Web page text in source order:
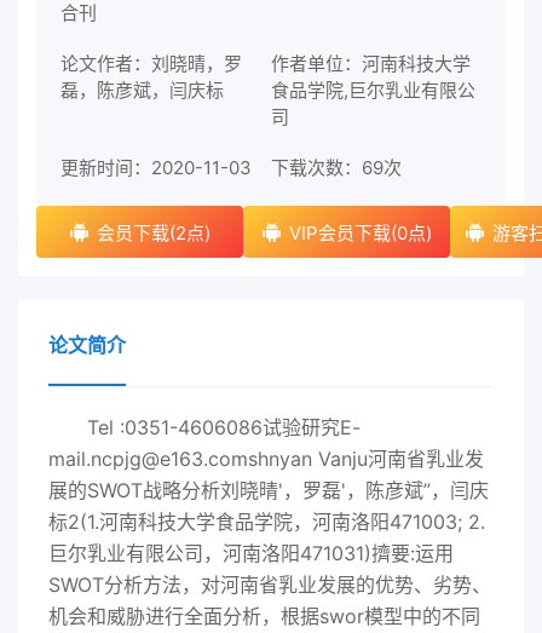
合刊
论文作者：刘晓晴，罗
磊，陈彦斌，闫庆标
作者单位：河南科技大学
食品学院,巨尔乳业有限公
司
更新时间：2020-11-03 下载次数： 69次
会员下载(2点) VIP会员下载(0点) 游客
论文简介
Tel :0351-4606086试验研究E-
mail.ncpjg@e163.comshnyan Vanju河南省乳业发
展的SWOT战略分析刘晓晴'，罗磊'，陈彦斌”，闫庆
标2(1.河南科技大学食品学院，河南洛阳471003; 2.
巨尔乳业有限公司，河南洛阳471031)擠要:运用
SWOT分析方法，对河南省乳业发展的优势、劣势、
机会和威胁进行全面分析，根据swor模型中的不同